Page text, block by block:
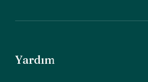
Yardım